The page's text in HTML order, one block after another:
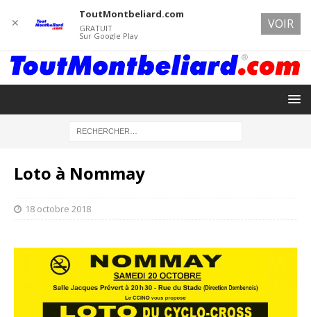
Loto à Nommay
18 octobre 2018
✕
ToutMontbeliard.com
GRATUIT
Sur Google Play
VOIR